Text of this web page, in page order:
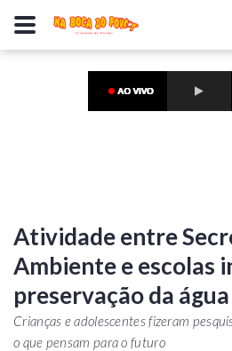
Atividade entre
Ambiente e escolas
preservação da água
Crianças e adolescentes fizeram
o que pensam para o futuro